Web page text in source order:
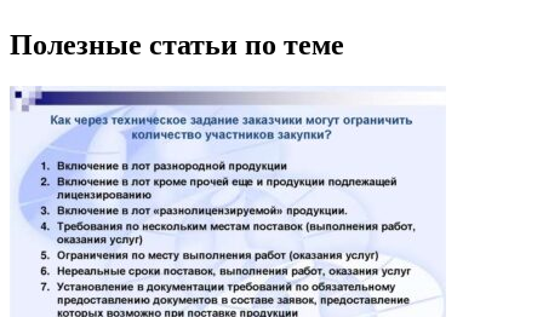
Полезные статьи по теме